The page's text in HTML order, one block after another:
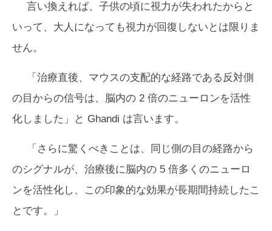
言い換えれば、子供の頃に視力が失われたからと
いって、大人になっても視力が回復しないとは限りま
せん。
「治療直後、マウスの支配的な経路である反対側
の目からの信号は、脳内の 2 倍のニューロンを活性
化しました」と Ghandi は言います。
「さらに驚くべきことは、同じ側の目の経路から
のシグナルが、治療後に脳内の 5 倍多くのニューロ
ンを活性化し、この印象的な効果が長期間持続したこ
とです。」